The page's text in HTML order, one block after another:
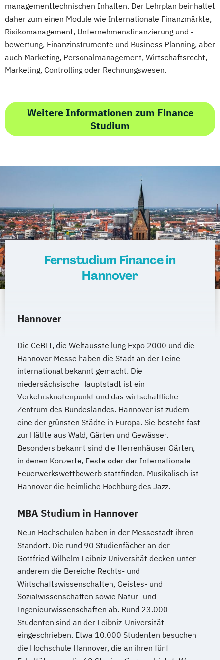
managementtechnischen Inhalten. Der Lehrplan beinhaltet
daher zum einen Module wie Internationale Finanzmärkte,
Risikomanagement, Unternehmensfinanzierung und -
bewertung, Finanzinstrumente und Business Planning, aber
auch Marketing, Personalmanagement, Wirtschaftsrecht,
Marketing, Controlling oder Rechnungswesen.
Weitere Informationen zum Finance
Studium
Fernstudium Finance in
Hannover
Hannover
Die CeBIT, die Weltausstellung Expo 2000 und die
Hannover Messe haben die Stadt an der Leine
international bekannt gemacht. Die
niedersächsische Hauptstadt ist ein
Verkehrsknotenpunkt und das wirtschaftliche
Zentrum des Bundeslandes. Hannover ist zudem
eine der grünsten Städte in Europa. Sie besteht fast
zur Hälfte aus Wald, Gärten und Gewässer.
Besonders bekannt sind die Herrenhäuser Gärten,
in denen Konzerte, Feste oder der Internationale
Feuerwerkswettbewerb stattfinden. Musikalisch ist
Hannover die heimliche Hochburg des Jazz.
MBA Studium in Hannover
Neun Hochschulen haben in der Messestadt ihren
Standort. Die rund 90 Studienfächer an der
Gottfried Wilhelm Leibniz Universität decken unter
anderem die Bereiche Rechts- und
Wirtschaftswissenschaften, Geistes- und
Sozialwissenschaften sowie Natur- und
Ingenieurwissenschaften ab. Rund 23.000
Studenten sind an der Leibniz-Universität
eingeschrieben. Etwa 10.000 Studenten besuchen
die Hochschule Hannover, die an ihren fünf